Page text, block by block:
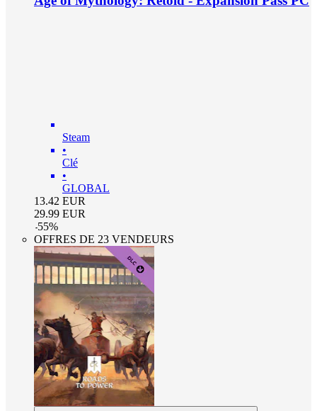
Steam
•
Clé
•
GLOBAL
13.42 EUR
29.99 EUR
-55%
OFFRES DE 23 VENDEURS